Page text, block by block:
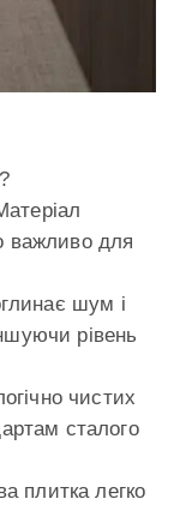
важливо для
шум і
рівень
чистих
сталого
плитка легко